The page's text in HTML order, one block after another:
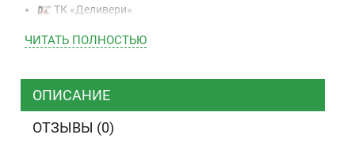
ТК «Деливери»
ТК “Justin”
ТК ”УкрПочта”
ЧИТАТЬ ПОЛНОСТЬЮ
ОПИСАНИЕ
ОТЗЫВЫ (0)